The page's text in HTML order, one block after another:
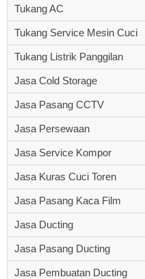
Tukang AC
Tukang Service Mesin Cuci
Tukang Listrik Panggilan
Jasa Cold Storage
Jasa Pasang CCTV
Jasa Persewaan
Jasa Service Kompor
Jasa Kuras Cuci Toren
Jasa Pasang Kaca Film
Jasa Ducting
Jasa Pasang Ducting
Jasa Pembuatan Ducting